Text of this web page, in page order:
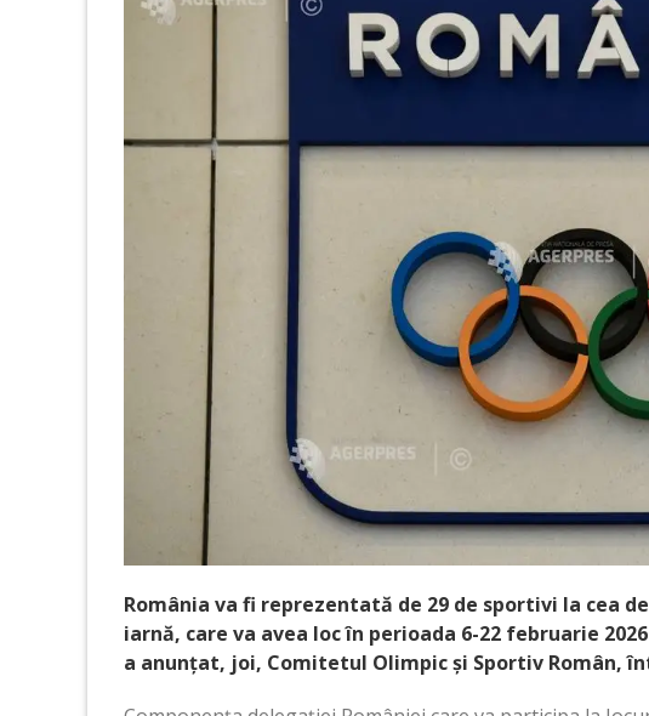
România va fi reprezentată de 29 de sportivi la cea
iarnă, care va avea loc în perioada 6-22 februarie
a anunțat, joi, Comitetul Olimpic și Sportiv Român,